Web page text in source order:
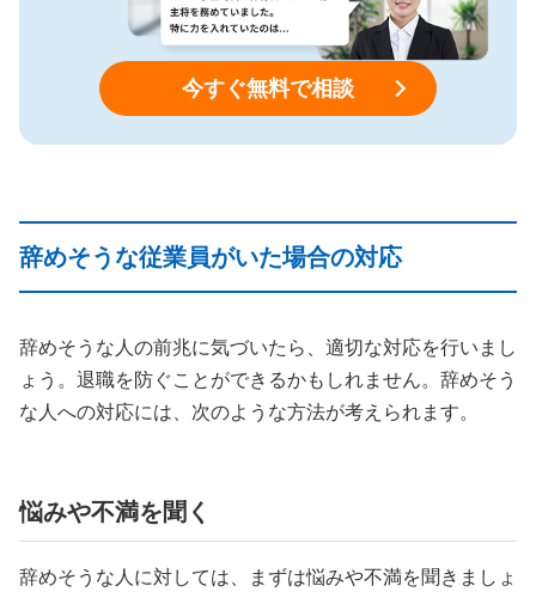
今すぐ無料で相談
辞めそうな従業員がいた場合の対応
辞めそうな人の前兆に気づいたら、適切な対応を行いまし
ょう。退職を防ぐことができるかもしれません。辞めそう
な人への対応には、次のような方法が考えられます。
悩みや不満を聞く
辞めそうな人に対しては、まずは悩みや不満を聞きましょ